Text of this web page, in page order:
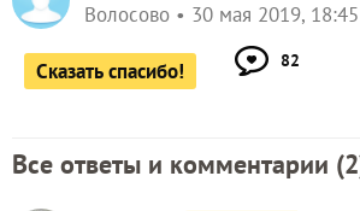
Волосово 30 мая 2019, 18:45
Сказать спасибо! 82
Все ответы и комментарии (2